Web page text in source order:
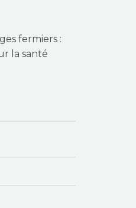
fermiers :
la santé